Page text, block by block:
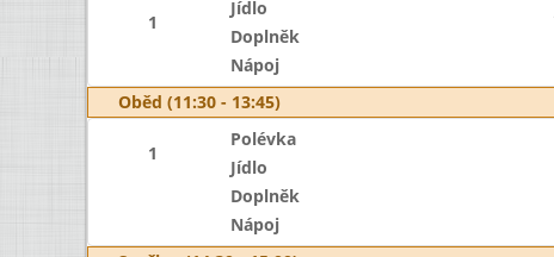
1
Jídlo
Doplněk
Nápoj
Oběd (11:30 - 13:45)
1
Polévka
Jídlo
Doplněk
Nápoj